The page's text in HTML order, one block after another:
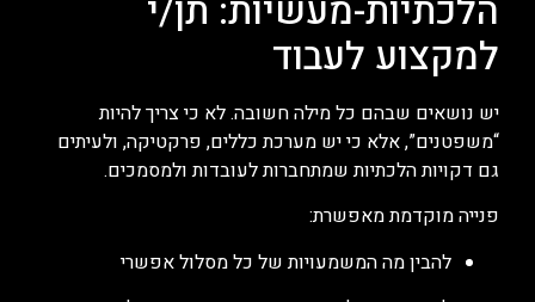
למקצוע לעבוד
יש נושאים שבהם כל מילה חשובה. לא כי צריך להיות
“משפטנים”, אלא כי יש מערכת כללים, פרקטיקה, ולעיתים
גם דקויות הלכתיות שמתחברות לעובדות ולמסמכים.
פנייה מוקדמת מאפשרת:
להבין מה המשמעויות של כל מסלול אפשרי